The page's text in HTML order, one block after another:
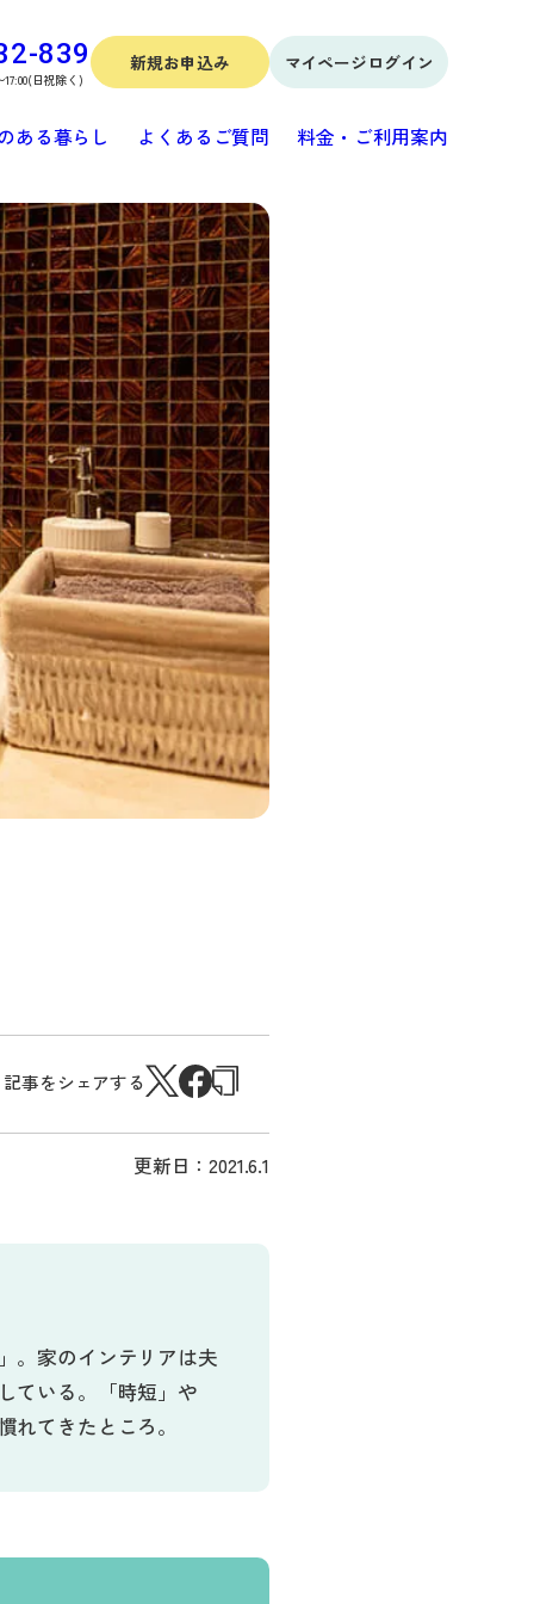
839
日祝除く)
新規お申込み マイページログイン
ある暮らし よくあるご質問 料金・ご利用案内
記事をシェアする
更新日：2021.6.1
。家のインテリアは夫
ている。「時短」や
てきたところ。